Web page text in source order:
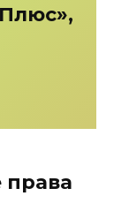
права